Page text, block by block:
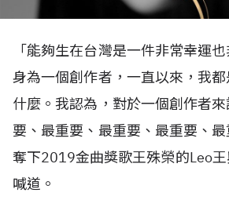
「能夠生在台灣是一件非常幸運
身為一個創作者，一直以來，我
什麼。我認為，對於一個創作者
要、最重要、最重要、最重要、
奪下2019金曲獎歌王殊榮的Leo
喊道。